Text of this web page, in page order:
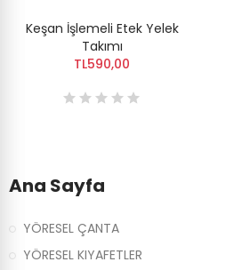
Keşan İşlemeli Etek Yelek
Takımı
TL590,00
Ana Sayfa
YÖRESEL ÇANTA
YÖRESEL KIYAFETLER